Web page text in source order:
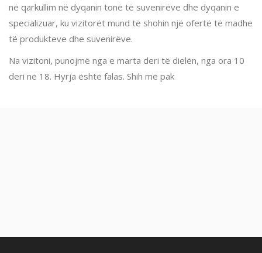
në qarkullim në dyqanin tonë të suvenirëve dhe dyqanin e
specializuar, ku vizitorët mund të shohin një ofertë të madhe
të produkteve dhe suvenirëve.
Na vizitoni, punojmë nga e marta deri të dielën, nga ora 10
deri në 18. Hyrja është falas. Shih më pak